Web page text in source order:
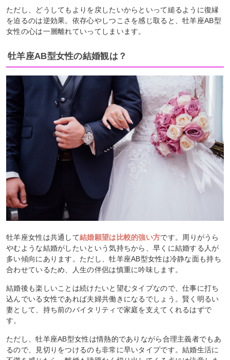
ただし、どうしてもよりを戻したいからといって縋るように復縁
を迫るのは逆効果。依存心やしつこさを感じ取ると、牡羊座AB型
女性の心は一層離れていってしまいます。
牡羊座AB型女性の結婚観は？
牡羊座女性は共通して結婚願望は比較的強い方です。周りがうら
やむような結婚がしたいという気持ちから、早くに結婚する人が
多い傾向にあります。ただし、牡羊座AB型女性は冷静な面も持ち
合わせているため、人生の伴侶は慎重に吟味します。
結婚後も楽しいことは続けたいと望むタイプなので、仕事に打ち
込んでいる女性であれば夫婦共働きになるでしょう。賢く明るい
妻として、持ち前のバイタリティで家庭を支えてくれるはずで
す。
ただし、牡羊座AB型女性は情熱的でありながら合理主義者でもあ
るので、見切りをつけるのも非常に早いタイプです。結婚生活に